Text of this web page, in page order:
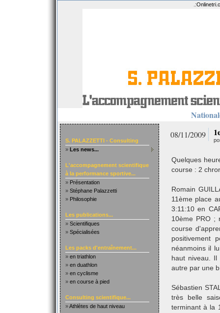
.:
S. PALAZZETTI - Consulting
» Les news...
L'accompagnement scientifique
à la performance sportive...
» Présentation
» Stéphane Palazzetti
» Philosophie
Les publications...
» Scientifiques
» Spécialisées
Les packs d'entraînement...
» en triathlon
» en duathlon
» en cyclisme
» en course à pied
Consulting scientifique...
»Athlètes de haut niveau
08/11/2009
Quelques
course : 2
Romain
11ème place
3:11:10 en
10ème PRO ;
course
positivement
néanmoins il
haut niveau.
autre par une
Sébastien
très belle
terminant à la